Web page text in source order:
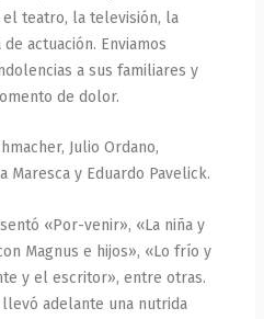
teatro, la televisión, la
actuación. Enviamos
a sus familiares y
de dolor.
Julio Ordano,
Maresca y Eduardo Pavelick.
«Por-venir», «La niña y
Magnus e hijos», «Lo frío y
y el escritor», entre otras.
adelante una nutrida